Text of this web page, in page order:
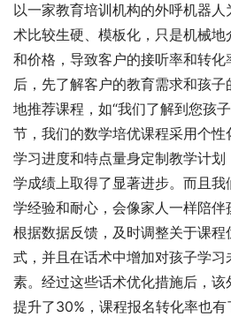
以一家教育培训机构的外呼机器
术比较生硬、模板化，只是机械
和价格，导致客户的接听率和转
后，先了解客户的教育需求和孩
地推荐课程，如“我们了解到您孩
节，我们的数学培优课程采用个
学习进度和特点量身定制教学计
学成绩上取得了显著进步。而且
学经验和耐心，会像家人一样陪伴
根据数据反馈，及时调整关于课
式，并且在话术中增加对孩子学
素。经过这些话术优化措施后，
提升了30%，课程报名转化率也有